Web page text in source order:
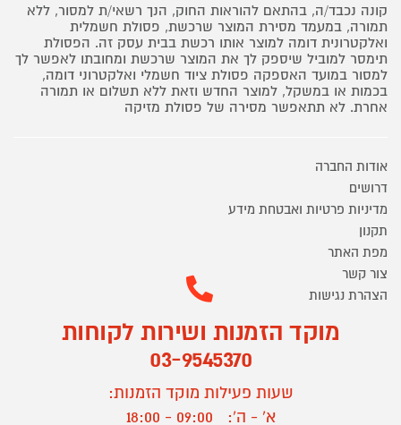
קונה נכבד/ה, בהתאם להוראות החוק, הנך רשאי/ת למסור, ללא
תמורה, במעמד מסירת המוצר שרכשת, פסולת חשמלית
ואלקטרונית דומה למוצר אותו רכשת בבית עסק זה. הפסולת
תימסר למוביל שיספק לך את המוצר שרכשת ומחובתו לאפשר לך
למסור במועד האספקה פסולת ציוד חשמלי ואלקטרוני דומה,
בכמות או במשקל, למוצר החדש וזאת ללא תשלום או תמורה
אחרת. לא תתאפשר מסירה של פסולת מזיקה
אודות החברה
דרושים
מדיניות פרטיות ואבטחת מידע
תקנון
מפת האתר
צור קשר
הצהרת נגישות
מוקד הזמנות ושירות לקוחות
03-9545370
שעות פעילות מוקד הזמנות:
א' - ה':
09:00 - 18:00